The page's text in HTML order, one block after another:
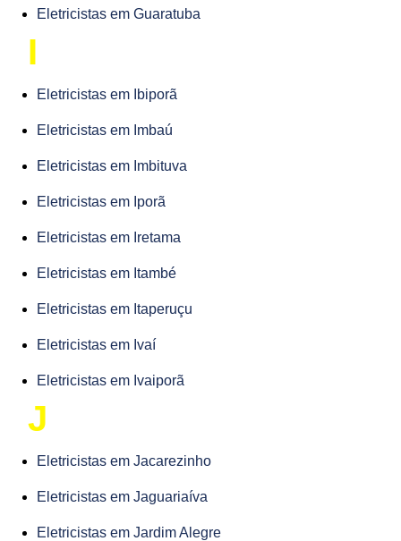
Eletricistas em Guaratuba
I
Eletricistas em Ibiporã
Eletricistas em Imbaú
Eletricistas em Imbituva
Eletricistas em Iporã
Eletricistas em Iretama
Eletricistas em Itambé
Eletricistas em Itaperuçu
Eletricistas em Ivaí
Eletricistas em Ivaiporã
J
Eletricistas em Jacarezinho
Eletricistas em Jaguariaíva
Eletricistas em Jardim Alegre